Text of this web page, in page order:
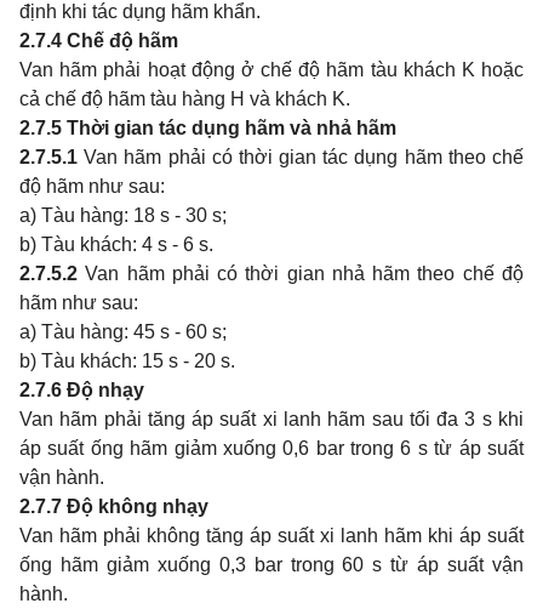
định khi tác dụng hãm khẩn.
2.7.4 Chế độ hãm
Van hãm phải hoạt động ở chế độ hãm tàu khách K hoặc
cả chế độ hãm tàu hàng H và khách K.
2.7.5 Thời gian tác dụng hãm và nhả hãm
2.7.5.1 Van hãm phải có thời gian tác dụng hãm theo chế
độ hãm như sau:
a) Tàu hàng: 18 s - 30 s;
b) Tàu khách: 4 s - 6 s.
2.7.5.2 Van hãm phải có thời gian nhả hãm theo chế độ
hãm như sau:
a) Tàu hàng: 45 s - 60 s;
b) Tàu khách: 15 s - 20 s.
2.7.6 Độ nhạy
Van hãm phải tăng áp suất xi lanh hãm sau tối đa 3 s khi
áp suất ống hãm giảm xuống 0,6 bar trong 6 s từ áp suất
vận hành.
2.7.7 Độ không nhạy
Van hãm phải không tăng áp suất xi lanh hãm khi áp suất
ống hãm giảm xuống 0,3 bar trong 60 s từ áp suất vận
hành.